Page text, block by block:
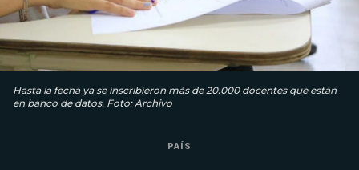
Hasta la fecha ya se inscribieron más de 20.000 docentes que están
en banco de datos. Foto: Archivo
PAÍS